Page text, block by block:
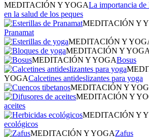
MEDITACIÓN Y YOGALa importancia de
en la salud de los peques
MEDITACIÓN Y
Pranamat
MEDITACIÓN Y
MEDITACIÓN Y YOGA
MEDITACIÓN Y YOGABosus
YOGACalcetines antideslizantes para yoga
MEDITACIÓN Y
MEDITACIÓN Y
aceites
MEDITACIÓN Y
ecológicos
MEDITACIÓN Y YOGAZafus